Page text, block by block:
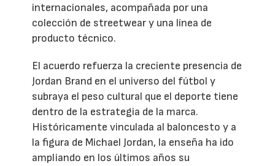
internacionales, acompañada por una
colección de streetwear y una línea de
producto técnico.
El acuerdo refuerza la creciente presencia de
Jordan Brand en el universo del fútbol y
subraya el peso cultural que el deporte tiene
dentro de la estrategia de la marca.
Históricamente vinculada al baloncesto y a
la figura de Michael Jordan, la enseña ha ido
ampliando en los últimos años su